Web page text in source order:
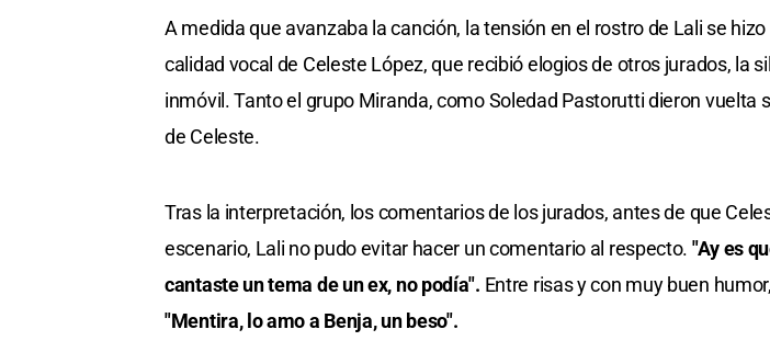
A medida que avanzaba la canción, la tensión en el rostro de Lali se
calidad vocal de Celeste López, que recibió elogios de otros jurados, la
inmóvil. Tanto el grupo Miranda, como Soledad Pastorutti dieron vuelta
de Celeste.
Tras la interpretación, los comentarios de los jurados, antes de que
escenario, Lali no pudo evitar hacer un comentario al respecto. "Ay es
cantaste un tema de un ex, no podía". Entre risas y con muy buen
"Mentira, lo amo a Benja, un beso".